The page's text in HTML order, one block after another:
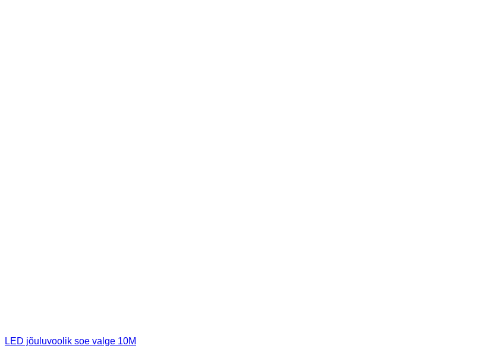
LED jõuluvoolik soe valge 10M